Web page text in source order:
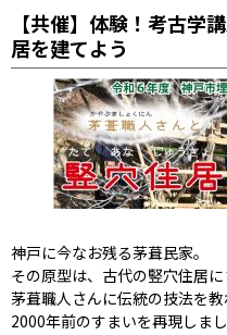
【共催】体験！考古
居を建てよう
神戸に今なお残る茅葺民家。
その原型は、古代の竪穴住居に
茅葺職人さんに伝統の技法を
2000年前のすまいを再現しまし